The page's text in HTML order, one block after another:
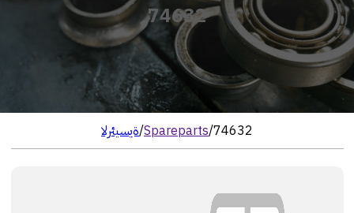
74632
الرئيسية/Spareparts/74632